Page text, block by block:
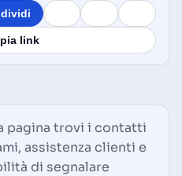
link
pagina trovi i contatti
assistenza clienti e
di segnalare